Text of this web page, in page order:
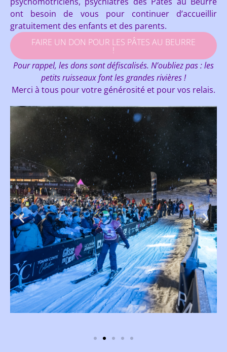
ont besoin de vous pour continuer d’accueillir
gratuitement des enfants et des parents.
FAIRE UN DON POUR LES PÂTES AU BEURRE
!
Pour rappel, les dons sont défiscalisés. N’oubliez pas : les
petits ruisseaux font les grandes rivières !
Merci à tous pour votre générosité et pour vos relais.